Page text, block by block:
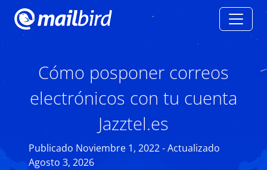
Cómo posponer correos
electrónicos con tu cuenta
Jazztel.es
Publicado Noviembre 1, 2022 - Actualizado
Agosto 3, 2026